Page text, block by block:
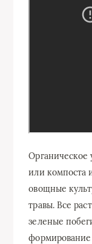
Органическое
или компоста
овощные
травы. Все
зеленые
формирование